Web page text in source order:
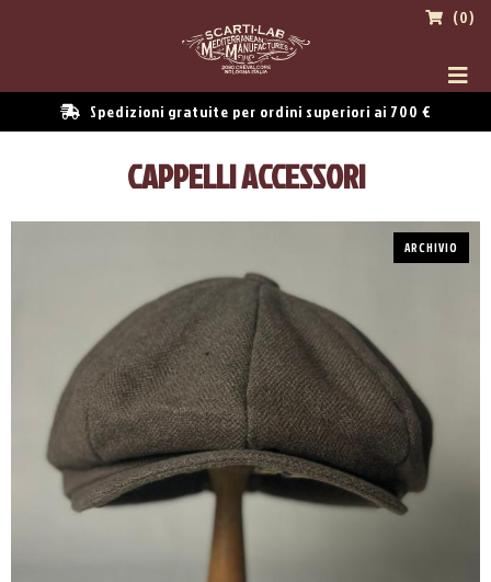
(0)
Spedizioni gratuite per ordini superiori ai 700 €
CAPPELLI ACCESSORI
ARCHIVIO